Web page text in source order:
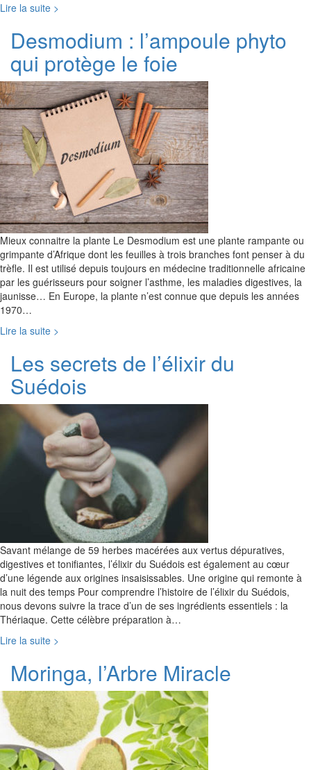
Lire la suite >
Desmodium : l’ampoule phyto
qui protège le foie
Mieux connaitre la plante Le Desmodium est une plante rampante ou
grimpante d’Afrique dont les feuilles à trois branches font penser à du
trèfle. Il est utilisé depuis toujours en médecine traditionnelle africaine
par les guérisseurs pour soigner l’asthme, les maladies digestives, la
jaunisse… En Europe, la plante n’est connue que depuis les années
1970…
Lire la suite >
Les secrets de l’élixir du
Suédois
Savant mélange de 59 herbes macérées aux vertus dépuratives,
digestives et tonifiantes, l’élixir du Suédois est également au cœur
d’une légende aux origines insaisissables. Une origine qui remonte à
la nuit des temps Pour comprendre l’histoire de l’élixir du Suédois,
nous devons suivre la trace d’un de ses ingrédients essentiels : la
Thériaque. Cette célèbre préparation à…
Lire la suite >
Moringa, l’Arbre Miracle